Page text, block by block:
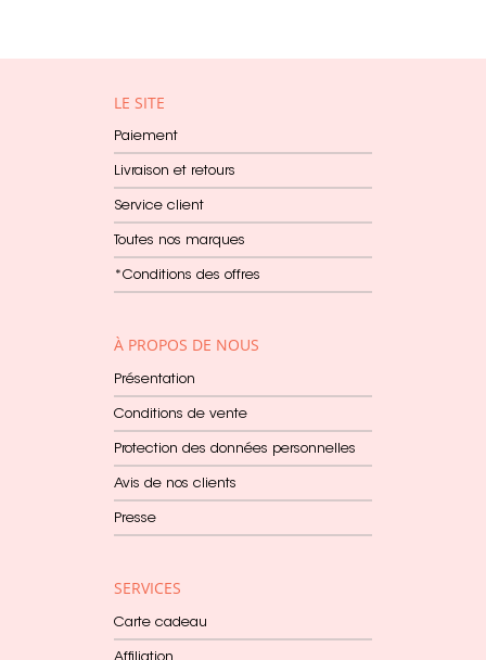
LE SITE
Paiement
Livraison et retours
Service client
Toutes nos marques
*Conditions des offres
À PROPOS DE NOUS
Présentation
Conditions de vente
Protection des données personnelles
Avis de nos clients
Presse
SERVICES
Carte cadeau
Affiliation